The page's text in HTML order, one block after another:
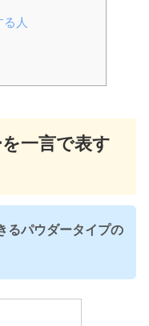
人
を一言で表す
るパウダータイプの